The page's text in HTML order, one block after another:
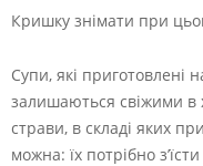
Кришку знімати при
Супи, які приготовлені
залишаються свіжими в
страви, в складі яких
можна: їх потрібно